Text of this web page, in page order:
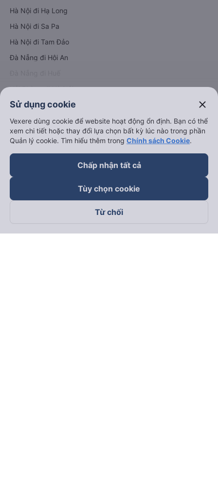
Hà Nội đi Hạ Long
Hà Nội đi Sa Pa
Hà Nội đi Tam Đảo
Đà Nẵng đi Hội An
Hải Phòng đi Hà Nội
Sử dụng cookie close
Vexere dùng cookie để website hoạt động ổn định. Bạn có thể
xem chi tiết hoặc thay đổi lựa chọn bất kỳ lúc nào trong phần
Quản lý cookie. Tìm hiểu thêm trong Chính sách Cookie.
Chấp nhận tất cả
Tùy chọn cookie
Từ chối